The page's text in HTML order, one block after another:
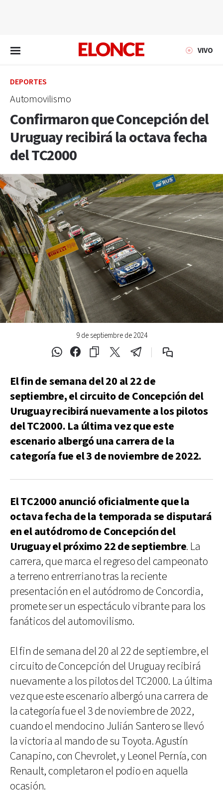
VIVO
DEPORTES
Automovilismo
Confirmaron que Concepción del
Uruguay recibirá la octava fecha
del TC2000
9 de septiembre de 2024
El fin de semana del 20 al 22 de
septiembre, el circuito de Concepción del
Uruguay recibirá nuevamente a los pilotos
del TC2000. La última vez que este
escenario albergó una carrera de la
categoría fue el 3 de noviembre de 2022.
El TC2000 anunció oficialmente que la
octava fecha de la temporada se disputará
en el autódromo de Concepción del
Uruguay el próximo 22 de septiembre. La
carrera, que marca el regreso del campeonato
a terreno entrerriano tras la reciente
presentación en el autódromo de Concordia,
promete ser un espectáculo vibrante para los
fanáticos del automovilismo.
El fin de semana del 20 al 22 de septiembre, el
circuito de Concepción del Uruguay recibirá
nuevamente a los pilotos del TC2000. La última
vez que este escenario albergó una carrera de
la categoría fue el 3 de noviembre de 2022,
cuando el mendocino Julián Santero se llevó
la victoria al mando de su Toyota. Agustín
Canapino, con Chevrolet, y Leonel Pernía, con
Renault, completaron el podio en aquella
ocasión.